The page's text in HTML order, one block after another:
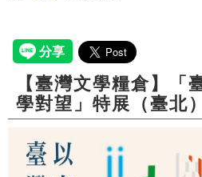
【臺灣文學糧倉】「
學對望」特展（臺北）